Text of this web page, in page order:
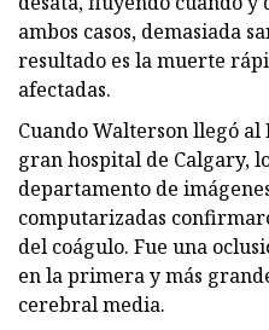
ambos casos, demasiada
resultado es la muerte
afectadas.
Cuando Walterson llegó
gran hospital de Calgary,
departamento de
computarizadas
del coágulo. Fue una
en la primera y más
cerebral media.